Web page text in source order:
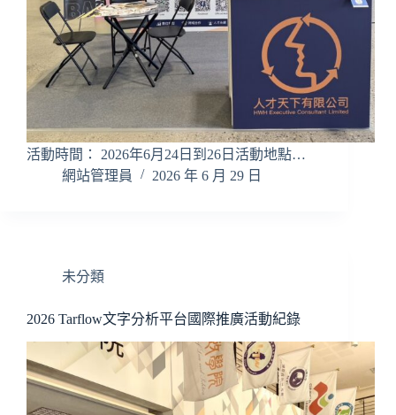
活動時間： 2026年6月24日到26日活動地點…
網站管理員
2026 年 6 月 29 日
未分類
2026 Tarflow文字分析平台國際推廣活動紀錄